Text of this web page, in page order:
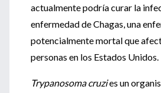
actualmente podría curar la
enfermedad de Chagas, una
potencialmente mortal que
personas en los Estados
Trypanosoma cruzies un